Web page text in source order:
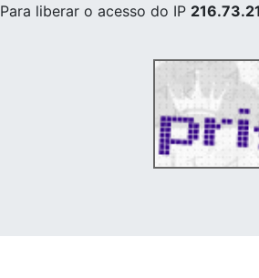
Para liberar o acesso do IP